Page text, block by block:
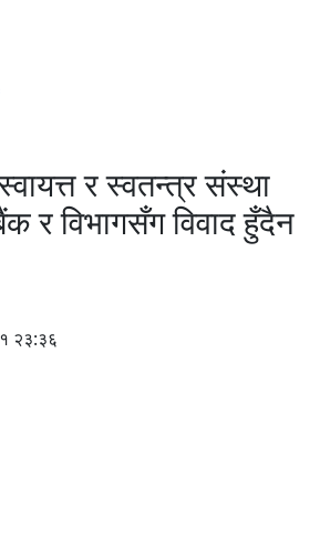
र स्वतन्त्र संस्था
र विभागसँग विवाद हुँदैन
२३:३६